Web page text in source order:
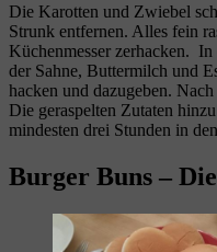
Die Karotten und Zwiebel
Strunk entfernen. Alles fein
Küchenmesser zerhacken.
der Sahne, Buttermilch und
hacken und dazugeben.
Die geraspelten Zutaten
mindesten drei Stunden in
Burger Buns –